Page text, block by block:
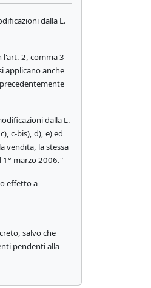
dalla L.
l'art. 2, comma 3-
applicano anche
dalla L.
c-bis), d), e) ed
vendita, la stessa
1° marzo 2006."
effetto a
salvo che
pendenti alla